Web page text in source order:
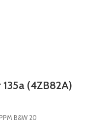
(4ZB82A)
B&W 20